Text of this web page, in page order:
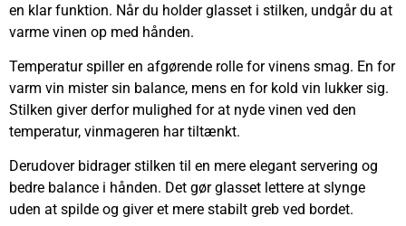
en klar funktion. Når du holder glasset i stilken, undgår du at
varme vinen op med hånden.
Temperatur spiller en afgørende rolle for vinens smag. En for
varm vin mister sin balance, mens en for kold vin lukker sig.
Stilken giver derfor mulighed for at nyde vinen ved den
temperatur, vinmageren har tiltænkt.
Derudover bidrager stilken til en mere elegant servering og
bedre balance i hånden. Det gør glasset lettere at slynge
uden at spilde og giver et mere stabilt greb ved bordet.